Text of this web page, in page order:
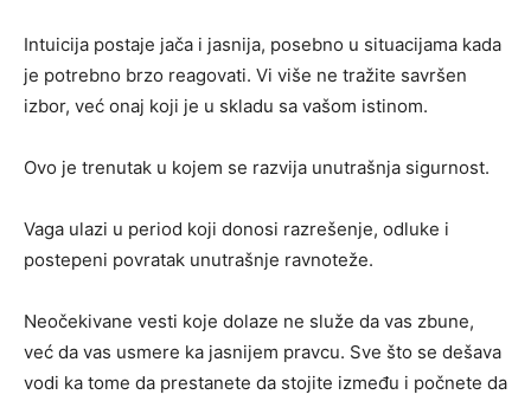
Intuicija postaje jača i jasnija, posebno u situacijama kada
je potrebno brzo reagovati. Vi više ne tražite savršen
izbor, već onaj koji je u skladu sa vašom istinom.
Ovo je trenutak u kojem se razvija unutrašnja sigurnost.
Vaga ulazi u period koji donosi razrešenje, odluke i
postepeni povratak unutrašnje ravnoteže.
Neočekivane vesti koje dolaze ne služe da vas zbune,
već da vas usmere ka jasnijem pravcu. Sve što se dešava
vodi ka tome da prestanete da stojite između i počnete da